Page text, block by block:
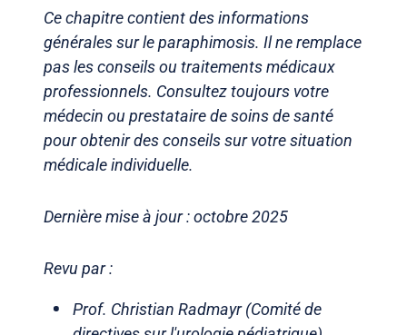
Ce chapitre contient des informations
générales sur le paraphimosis. Il ne remplace
pas les conseils ou traitements médicaux
professionnels. Consultez toujours votre
médecin ou prestataire de soins de santé
pour obtenir des conseils sur votre situation
médicale individuelle.
Dernière mise à jour : octobre 2025
Revu par :
Prof. Christian Radmayr (Comité de